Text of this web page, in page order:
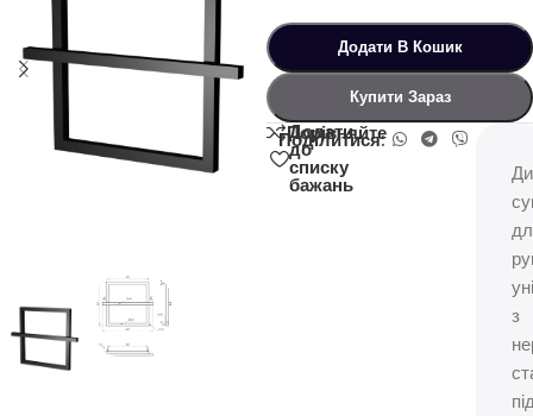
Додати В Кошик
Купити Зараз
Порівняйте
Додати
до
списку
бажань
Поділитися:
з